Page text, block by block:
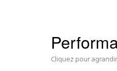
Cliquez pour agrandir.